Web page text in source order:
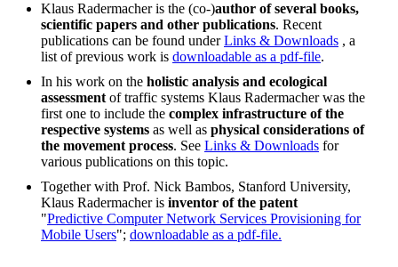
Klaus Radermacher is the (co-)author of several books,
scientific papers and other publications. Recent
publications can be found underLinks & Downloads , a
list of previous work is downloadable as a pdf-file.
In his work on the holistic analysis and ecological
assessment of traffic systems Klaus Radermacher was the
first one to include the complex infrastructure of the
respective systems as well as physical considerations of
the movement process. See Links & Downloads for
various publications on this topic.
Together with Prof. Nick Bambos, Stanford University,
Klaus Radermacher is inventor of the patent
"Predictive Computer Network Services Provisioning for
Mobile Users"; downloadable as a pdf-file.